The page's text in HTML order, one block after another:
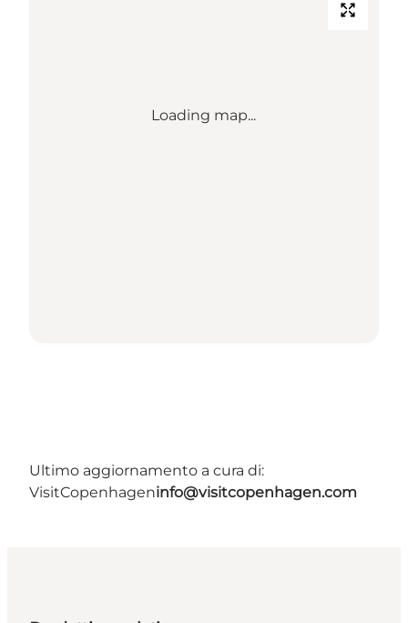
Loading map...
Ultimo aggiornamento a cura di:
VisitCopenhageninfo@visitcopenhagen.com